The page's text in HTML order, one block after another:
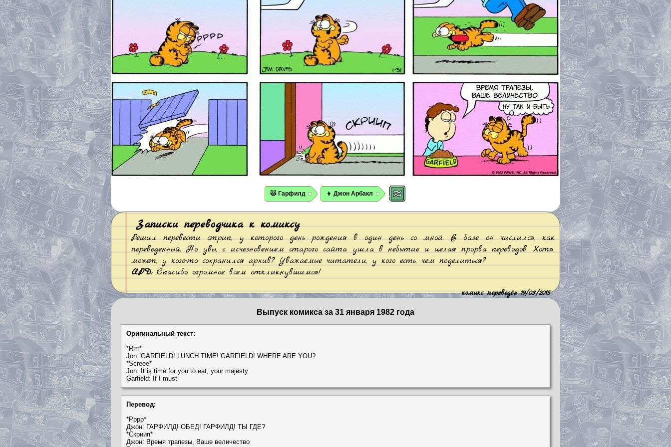
🐱 Гарфилд 👦 Джон Арбакл
Записки переводчика к комиксу
Решил перевести стрип, у которого день рождения в один день со мной. В базе он числился, как
переведенный. Но увы, с исчезновением старого сайта ушла в небытие и целая прорва переводов. Хотя,
может, у кого-то сохранился архив? Уважаемые читатели, у кого есть, чем поделиться?
UPD:Спасибо огромное всем откликнувшимся!
комикс переведён 19/03/2015
Выпуск комикса за 31 января 1982 года
Оригинальный текст:
*Rrrr*
Jon: GARFIELD! LUNCH TIME! GARFIELD! WHERE ARE YOU?
*Screee*
Jon: It is time for you to eat, your majesty
Garfield: If I must
Перевод:
*Рррр*
Джон: ГАРФИЛД! ОБЕД! ГАРФИЛД! ТЫ ГДЕ?
*Скриип*
Джон: Время трапезы, Ваше величество